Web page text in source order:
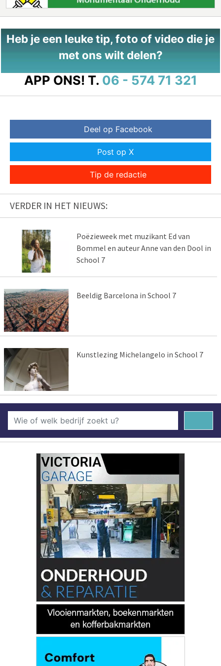
Heb je een leuke tip, foto of video die je
met ons wilt delen?
APP ONS! T. 06 - 574 71 321
Deel op Facebook
Post op X
Tip de redactie
VERDER IN HET NIEUWS:
Poëzieweek met muzikant Ed van
Bommel en auteur Anne van den Dool in
School 7
Beeldig Barcelona in School 7
Kunstlezing Michelangelo in School 7